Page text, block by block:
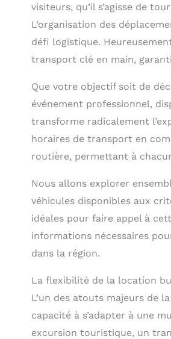
visiteurs, qu’il s’agisse de
L’organisation des
défi logistique.
transport clé en main,
Que votre objectif soit de
événement professionnel,
transforme radicalement
horaires de transport en
routière, permettant à
Nous allons explorer
véhicules disponibles aux
idéales pour faire appel à
informations nécessaires
dans la région.
La flexibilité de la location
L’un des atouts majeurs de
capacité à s’adapter à une
excursion touristique, un